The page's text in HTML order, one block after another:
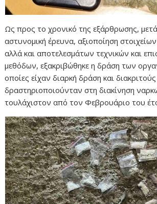
Ως προς το χρονικό της εξάρθρωσης,
αστυνομική έρευνα, αξιοποίηση
αλλά και αποτελεσμάτων τεχνικών και
μεθόδων, εξακριβώθηκε η δράση των
οποίες είχαν διαρκή δράση και
δραστηριοποιούνταν στη διακίνηση
τουλάχιστον από τον Φεβρουάριο του